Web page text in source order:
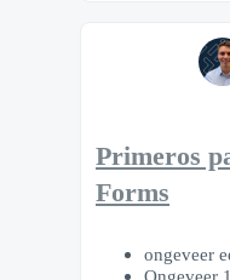
Primeros
Forms
ongeveer
Ongeveer